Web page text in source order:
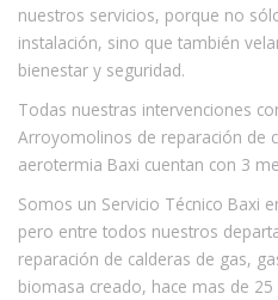
nuestros servicios, porque no
instalación, sino que también
bienestar y seguridad.
Todas nuestras intervenciones
Arroyomolinos de reparación de
aerotermia Baxi cuentan con 3
Somos un Servicio Técnico Baxi
pero entre todos nuestros
reparación de calderas de gas,
biomasa creado, hace mas de